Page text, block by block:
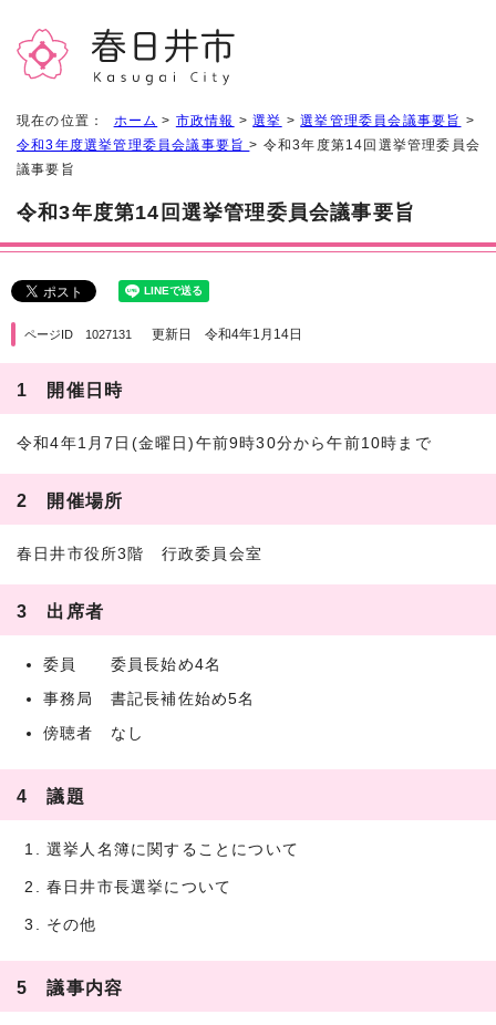
現在の位置： ホーム > 市政情報 >選挙 >選挙管理委員会議事要旨 >
令和3年度選挙管理委員会議事要旨> 令和3年度第14回選挙管理委員会
議事要旨
令和3年度第14回選挙管理委員会議事要旨
ページID 1027131 更新日 令和4年1月14日
1 開催日時
令和4年1月7日(金曜日)午前9時30分から午前10時まで
2 開催場所
春日井市役所3階 行政委員会室
3 出席者
委員 委員長始め4名
事務局 書記長補佐始め5名
傍聴者 なし
4 議題
選挙人名簿に関することについて
春日井市長選挙について
その他
5 議事内容